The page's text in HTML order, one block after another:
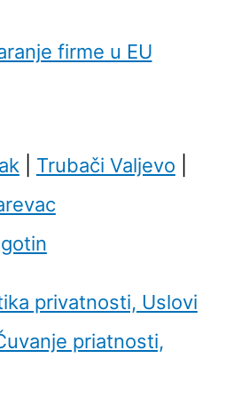
Trubači Valjevo
privatnosti, Uslovi
priatnosti,